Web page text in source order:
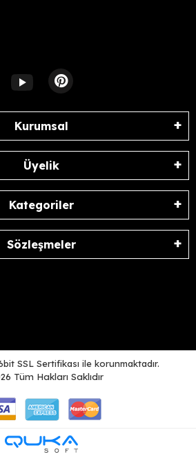
Kurumsal
Üyelik
Kategoriler
Sözleşmeler
SSL Sertifikası ile korunmaktadır.
Tüm Hakları Saklıdır